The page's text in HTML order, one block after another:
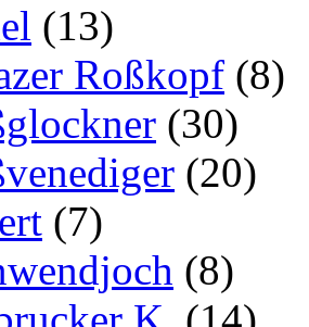
(13)
Roßkopf (8)
(30)
(20)
(7)
(8)